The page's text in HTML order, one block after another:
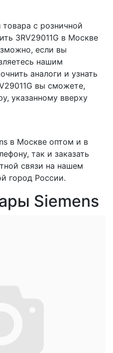
товара с розничной
3RV29011G в Москве
если вы
нашим
аналоги и узнать
вы сможете,
указанному вверху
в Москве оптом и в
так и заказать
связи на нашем
город России.
Siemens